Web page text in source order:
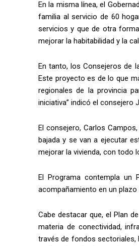
En la misma línea, el
familia al servicio de 60
servicios y que de otra
mejorar la habitabilidad y la
En tanto, los Consejeros de
Este proyecto es de lo que
regionales de la provincia
iniciativa” indicó el consejero
El consejero, Carlos
bajada y se van a ejecutar
mejorar la vivienda, con todo
El Programa contempla un
acompañamiento en un
Cabe destacar que, el Plan
materia de conectividad,
través de fondos sectoriales,